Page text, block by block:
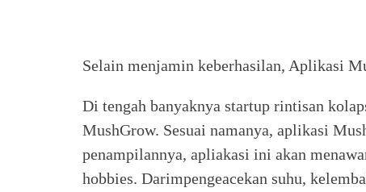
Selain menjamin keberhasilan, Aplikasi
Di tengah banyaknya startup rintisan
MushGrow. Sesuai namanya, aplikasi
penampilannya, apliakasi ini akan
hobbies. Darimpengeacekan suhu,